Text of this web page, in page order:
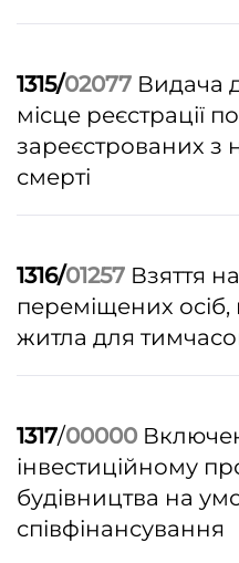
1315/02077 Видача
місце реєстрації
зареєстрованих з
смерті
1316/01257 Взяття
переміщених
житла для
1317/00000
інвестиційному
будівництва на
співфінансування